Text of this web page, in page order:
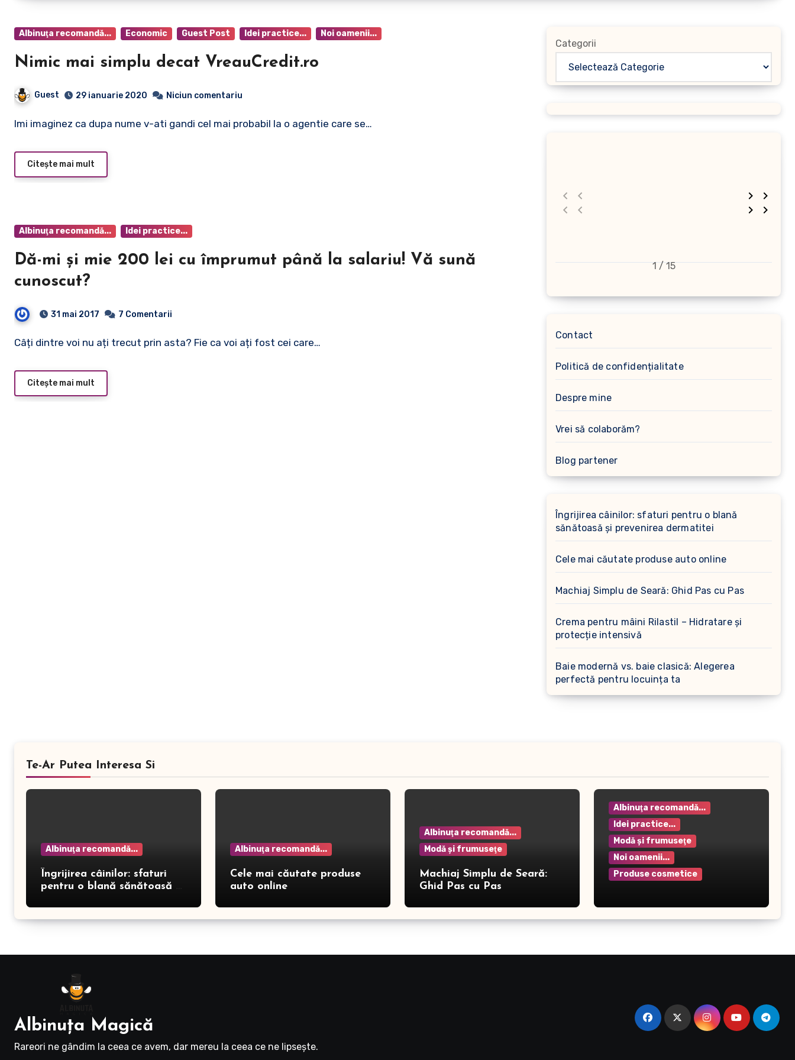
Albinuţa recomandă... Economic Guest Post Idei practice... Noi oamenii...
Nimic mai simplu decat VreauCredit.ro
Guest 29 ianuarie 2020 Niciun comentariu
Imi imaginez ca dupa nume v-ati gandi cel mai probabil la o agentie care se…
Citește mai mult
Albinuţa recomandă... Idei practice...
Dă-mi și mie 200 lei cu împrumut până la salariu! Vă sună
cunoscut?
31 mai 2017 7 Comentarii
Câți dintre voi nu ați trecut prin asta? Fie ca voi ați fost cei care…
Citește mai mult
Categorii
1 / 15
Contact
Politică de confidențialitate
Despre mine
Vrei să colaborăm?
Blog partener
Îngrijirea câinilor: sfaturi pentru o blană
sănătoasă și prevenirea dermatitei
Cele mai căutate produse auto online
Machiaj Simplu de Seară: Ghid Pas cu Pas
Crema pentru mâini Rilastil – Hidratare și
protecție intensivă
Baie modernă vs. baie clasică: Alegerea
perfectă pentru locuința ta
Te-Ar Putea Interesa Si
Albinuţa recomandă...
Îngrijirea câinilor: sfaturi
pentru o blană sănătoasă și
Albinuţa recomandă...
Cele mai căutate produse
auto online
Albinuţa recomandă...
Modă şi frumuseţe
Machiaj Simplu de Seară:
Ghid Pas cu Pas
Albinuţa recomandă...
Idei practice...
Modă şi frumuseţe
Noi oamenii...
Produse cosmetice
– Hidratare și protecție
intensivă
Albinuţa Magică
Rareori ne gândim la ceea ce avem, dar mereu la ceea ce ne lipseşte.